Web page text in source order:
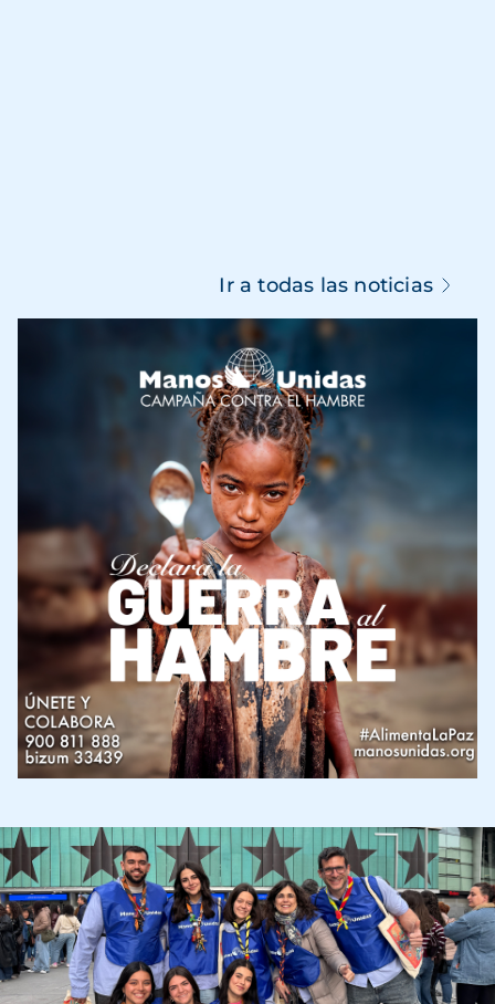
Ir a todas las noticias
Imagen